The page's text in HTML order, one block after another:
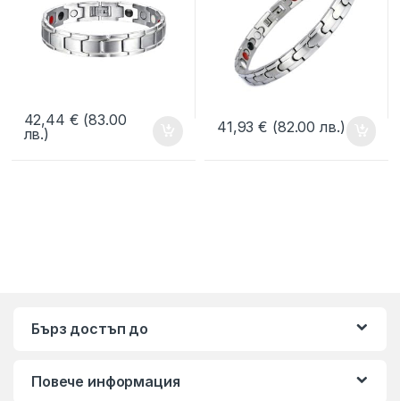
42,44 € (83.00
лв.)
41,93€ (82.00 лв.)
Бърз достъп до
Повече информация